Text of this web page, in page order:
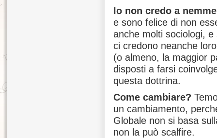
Io non credo a
e sono felice di non
anche molti sociologi,
ci credono neanche
(o almeno, la maggior
disposti a farsi
questa dottrina.
Come cambiare?
un cambiamento,
Globale non si basa
non la può scalfire.